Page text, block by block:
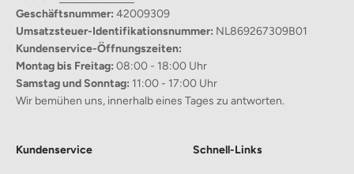
einen Hauch von Verspieltheit in Ihre Teestation.
Komplettes Set:
Enthält alles, was Sie benötigen:eine Matcha-Schüssel, einen
Schneebesen, einen Halter, eine Schaufel und ein Sieb
nahtloses Teezubereitungserlebnis.
Hergestellt
aus hochwertiger Keramik und nachhaltigem
Geschäftsnummer: 42009309
Umsatzsteuer-Identifikationsnummer: NL869267309B01
Kundenservice-Öffnungszeiten:
Montag bis Freitag: 08:00 - 18:00 Uhr
Samstag und Sonntag: 11:00 - 17:00 Uhr
Wir bemühen uns, innerhalb eines Tages zu antworten.
Kundenservice Schnell-Links